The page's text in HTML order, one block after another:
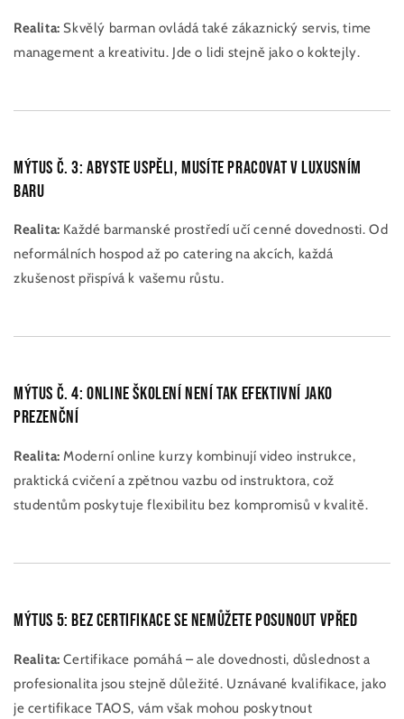
Realita: Skvělý barman ovládá také zákaznický servis, time
management a kreativitu. Jde o lidi stejně jako o koktejly.
Mýtus č. 3: Abyste uspěli, musíte pracovat v luxusním
baru
Realita: Každé barmanské prostředí učí cenné dovednosti. Od
neformálních hospod až po catering na akcích, každá
zkušenost přispívá k vašemu růstu.
Mýtus č. 4: Online školení není tak efektivní jako
prezenční
Realita: Moderní online kurzy kombinují video instrukce,
praktická cvičení a zpětnou vazbu od instruktora, což
studentům poskytuje flexibilitu bez kompromisů v kvalitě.
Mýtus 5: Bez certifikace se nemůžete posunout vpřed
Realita: Certifikace pomáhá – ale dovednosti, důslednost a
profesionalita jsou stejně důležité. Uznávané kvalifikace, jako
je certifikace TAOS, vám však mohou poskytnout